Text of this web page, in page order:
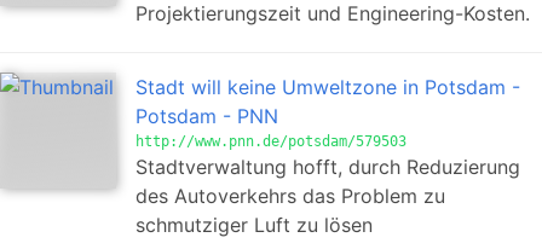
Projektierungszeit und Engineering-Kosten.
Stadt will keine Umweltzone in Potsdam -
Potsdam - PNN
http://www.pnn.de/potsdam/579503
Stadtverwaltung hofft, durch Reduzierung
des Autoverkehrs das Problem zu
schmutziger Luft zu lösen